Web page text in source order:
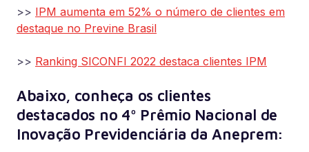
>> IPM aumenta em 52% o número de clientes em
destaque no Previne Brasil
>> Ranking SICONFI 2022 destaca clientes IPM
Abaixo, conheça os clientes
destacados no 4º Prêmio Nacional de
Inovação Previdenciária da Aneprem: